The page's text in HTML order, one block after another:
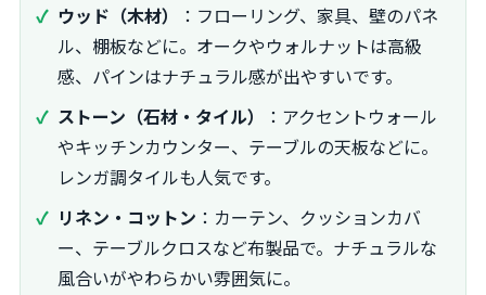
ウッド（木材）
：フローリング、家具、壁のパネ
ル、棚板などに。オークやウォルナットは高級
感、パインはナチュラル感が出やすいです。
ストーン（石材・タイル）
：アクセントウォール
やキッチンカウンター、テーブルの天板などに。
レンガ調タイルも人気です。
リネン・コットン ：カーテン、クッションカバ
ー、テーブルクロスなど布製品で。ナチュラルな
風合いがやわらかい雰囲気に。